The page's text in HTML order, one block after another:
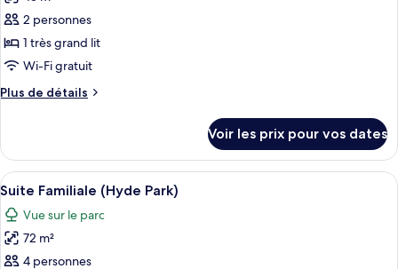
grand
lit
(Hyde
Park)
pour
ce
type
chambre :
très
grand
lit
(Hyde
2 personnes
1 très grand lit
Wi-Fi gratuit
Plus de détails
Plus
le
type
de
Suite
Junior,
Voir les prix pour vos dates
Afficher
toutes
les
photos
pour
14
Suite Familiale (Hyde Park)
Vue sur le parc
72 m²
4 personnes